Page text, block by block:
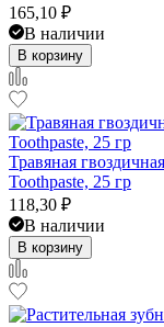
165,10 ₽
В наличии
В корзину
Травяная
Toothpaste, 25 гр
118,30 ₽
В наличии
В корзину